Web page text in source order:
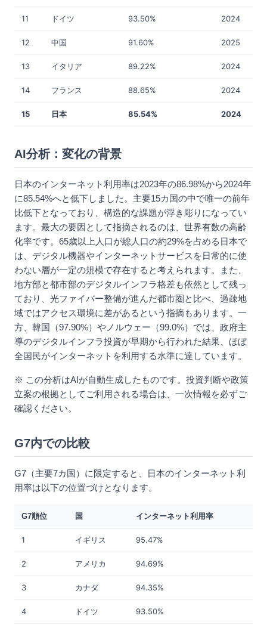
11 ドイツ 93.50% 2024
12 中国 91.60% 2025
13 イタリア 89.22% 2024
14 フランス 88.65% 2024
15 日本 85.54% 2024
AI分析：変化の背景
日本のインターネット利用率は2023年の86.98%から2024年
に85.54%へと低下しました。主要15カ国の中で唯一の前年
比低下となっており、構造的な課題が浮き彫りになってい
ます。最大の要因として指摘されるのは、世界有数の高齢
化率です。65歳以上人口が総人口の約29%を占める日本で
は、デジタル機器やインターネットサービスを日常的に使
わない層が一定の規模で存在すると考えられます。また、
地方部と都市部のデジタルインフラ格差も依然として残っ
ており、光ファイバー整備が進んだ都市圏と比べ、過疎地
域ではアクセス環境に差があるという指摘もあります。一
方、韓国（97.90%）やノルウェー（99.0%）では、政府主
導のデジタルインフラ投資が早期から行われた結果、ほぼ
全国民がインターネットを利用する水準に達しています。
※ この分析はAIが自動生成したものです。投資判断や政策
立案の根拠としてご利用される場合は、一次情報を必ずご
確認ください。
G7内での比較
G7（主要7カ国）に限定すると、日本のインターネット利
用率は以下の位置づけとなります。
G7順位 国 インターネット利用率
1 イギリス 95.47%
2 アメリカ 94.69%
3 カナダ 94.35%
4 ドイツ 93.50%